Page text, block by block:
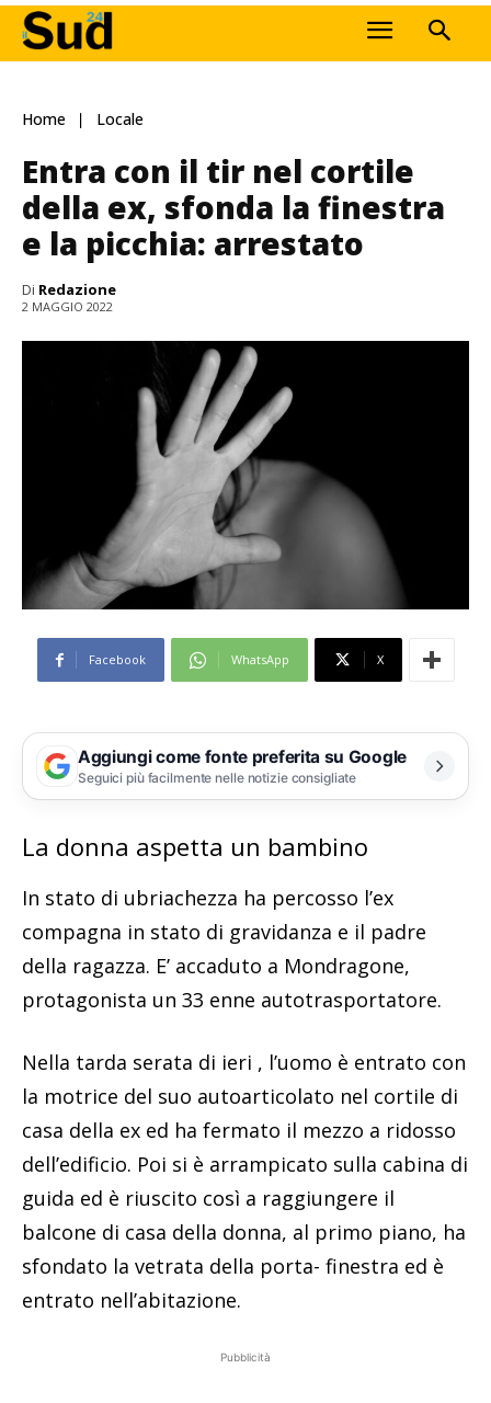
Home Locale
Entra con il tir nel cortile
della ex, sfonda la finestra
e la picchia: arrestato
Di Redazione
2 MAGGIO 2022
Facebook WhatsApp X
Aggiungi come fonte preferita su Google
Seguici più facilmente nelle notizie consigliate
La donna aspetta un bambino
In stato di ubriachezza ha percosso l’ex
compagna in stato di gravidanza e il padre
della ragazza. E’ accaduto a Mondragone,
protagonista un 33 enne autotrasportatore.
Nella tarda serata di ieri , l’uomo è entrato con
la motrice del suo autoarticolato nel cortile di
casa della ex ed ha fermato il mezzo a ridosso
dell’edificio. Poi si è arrampicato sulla cabina di
guida ed è riuscito così a raggiungere il
balcone di casa della donna, al primo piano, ha
sfondato la vetrata della porta- finestra ed è
entrato nell’abitazione.
Pubblicità